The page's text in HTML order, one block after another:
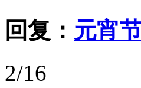
回复： 元宵
2/16